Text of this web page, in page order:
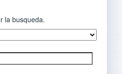
la busqueda.